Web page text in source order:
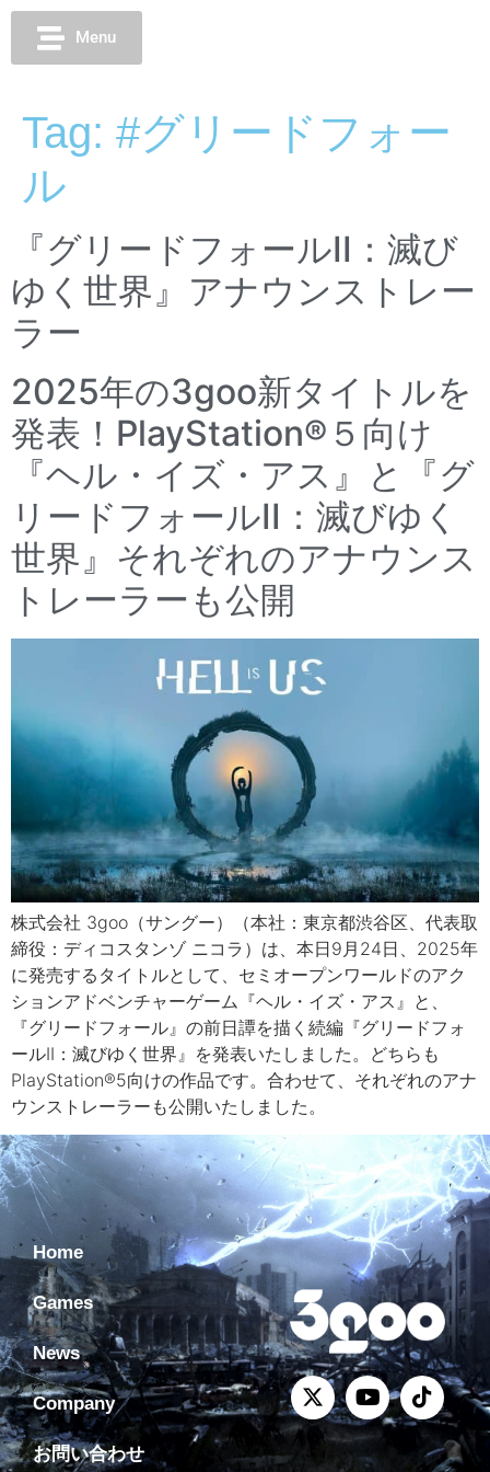
Menu
Tag: #グリードフォー
ル
『グリードフォールII：滅び
ゆく世界』アナウンストレー
ラー
2025年の3goo新タイトルを
発表！PlayStation®５向け
『ヘル・イズ・アス』と『グ
リードフォールII：滅びゆく
世界』それぞれのアナウンス
トレーラーも公開
株式会社 3goo（サングー）（本社：東京都渋谷区、代表取
締役：ディコスタンゾ ニコラ）は、本日9月24日、2025年
に発売するタイトルとして、セミオープンワールドのアク
ションアドベンチャーゲーム『ヘル・イズ・アス』と、
『グリードフォール』の前日譚を描く続編『グリードフォ
ールII：滅びゆく世界』を発表いたしました。どちらも
PlayStation®5向けの作品です。合わせて、それぞれのアナ
ウンストレーラーも公開いたしました。
Home
Games
News
Company
お問い合わせ